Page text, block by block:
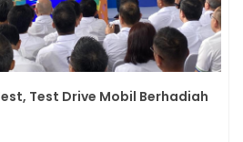
Test Drive Mobil Berhadiah